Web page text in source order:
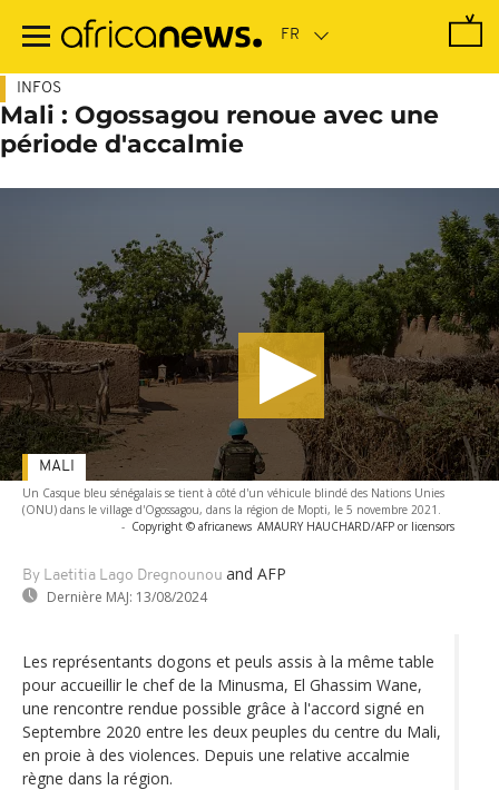
contenu
INFOS
Mali : Ogossagou renoue avec une
période d'accalmie
Un Casque bleu sénégalais se tient à côté d'un véhicule blindé des Nations Unies
(ONU) dans le village d'Ogossagou, dans la région de Mopti, le 5 novembre 2021.
- Copyright © africanews AMAURY HAUCHARD/AFP or licensors
By Laetitia Lago Dregnounou and AFP
Dernière MAJ: 13/08/2024
MALI
Les représentants dogons et peuls assis à la même table
pour accueillir le chef de la Minusma, El Ghassim Wane,
une rencontre rendue possible grâce à l'accord signé en
Septembre 2020 entre les deux peuples du centre du Mali,
en proie à des violences. Depuis une relative accalmie
règne dans la région.